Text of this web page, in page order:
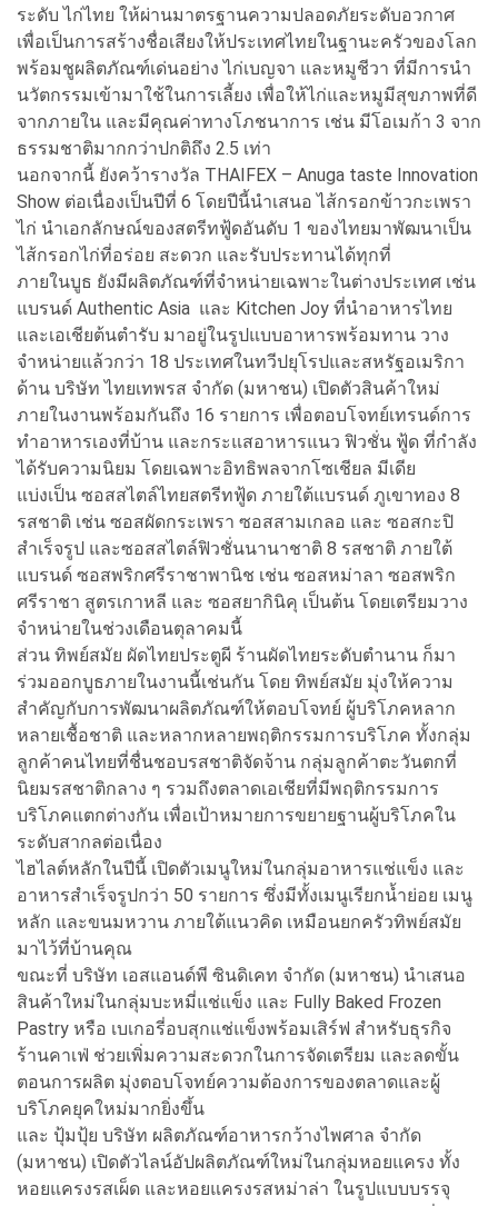
ระดับ ไก่ไทย ให้ผ่านมาตรฐานความปลอดภัยระดับอวกาศ
เพื่อเป็นการสร้างชื่อเสียงให้ประเทศไทยในฐานะครัวของโลก
พร้อมชูผลิตภัณฑ์เด่นอย่าง ไก่เบญจา และหมูชีวา ที่มีการนำ
นวัตกรรมเข้ามาใช้ในการเลี้ยง เพื่อให้ไก่และหมูมีสุขภาพที่ดี
จากภายใน และมีคุณค่าทางโภชนาการ เช่น มีโอเมก้า 3 จาก
ธรรมชาติมากกว่าปกติถึง 2.5 เท่า
นอกจากนี้ ยังคว้ารางวัล THAIFEX – Anuga taste Innovation
Show ต่อเนื่องเป็นปีที่ 6 โดยปีนี้นำเสนอ ไส้กรอกข้าวกะเพรา
ไก่ นำเอกลักษณ์ของสตรีทฟู้ดอันดับ 1 ของไทยมาพัฒนาเป็น
ไส้กรอกไก่ที่อร่อย สะดวก และรับประทานได้ทุกที่
ภายในบูธ ยังมีผลิตภัณฑ์ที่จำหน่ายเฉพาะในต่างประเทศ เช่น
แบรนด์ Authentic Asia และ Kitchen Joy ที่นำอาหารไทย
และเอเชียต้นตำรับ มาอยู่ในรูปแบบอาหารพร้อมทาน วาง
จำหน่ายแล้วกว่า 18 ประเทศในทวีปยุโรปและสหรัฐอเมริกา
ด้าน บริษัท ไทยเทพรส จำกัด (มหาชน) เปิดตัวสินค้าใหม่
ภายในงานพร้อมกันถึง 16 รายการ เพื่อตอบโจทย์เทรนด์การ
ทำอาหารเองที่บ้าน และกระแสอาหารแนว ฟิวชั่น ฟู้ด ที่กำลัง
ได้รับความนิยม โดยเฉพาะอิทธิพลจากโซเชียล มีเดีย
แบ่งเป็น ซอสสไตล์ไทยสตรีทฟู้ด ภายใต้แบรนด์ ภูเขาทอง 8
รสชาติ เช่น ซอสผัดกระเพรา ซอสสามเกลอ และ ซอสกะปิ
สำเร็จรูป และซอสสไตล์ฟิวชั่นนานาชาติ 8 รสชาติ ภายใต้
แบรนด์ ซอสพริกศรีราชาพานิช เช่น ซอสหม่าลา ซอสพริก
ศรีราชา สูตรเกาหลี และ ซอสยากินิคุ เป็นต้น โดยเตรียมวาง
จำหน่ายในช่วงเดือนตุลาคมนี้
ส่วน ทิพย์สมัย ผัดไทยประตูผี ร้านผัดไทยระดับตำนาน ก็มา
ร่วมออกบูธภายในงานนี้เช่นกัน โดย ทิพย์สมัย มุ่งให้ความ
สำคัญกับการพัฒนาผลิตภัณฑ์ให้ตอบโจทย์ ผู้บริโภคหลาก
หลายเชื้อชาติ และหลากหลายพฤติกรรมการบริโภค ทั้งกลุ่ม
ลูกค้าคนไทยที่ชื่นชอบรสชาติจัดจ้าน กลุ่มลูกค้าตะวันตกที่
นิยมรสชาติกลาง ๆ รวมถึงตลาดเอเชียที่มีพฤติกรรมการ
บริโภคแตกต่างกัน เพื่อเป้าหมายการขยายฐานผู้บริโภคใน
ระดับสากลต่อเนื่อง
ไฮไลต์หลักในปีนี้ เปิดตัวเมนูใหม่ในกลุ่มอาหารแช่แข็ง และ
อาหารสำเร็จรูปกว่า 50 รายการ ซึ่งมีทั้งเมนูเรียกน้ำย่อย เมนู
หลัก และขนมหวาน ภายใต้แนวคิด เหมือนยกครัวทิพย์สมัย
มาไว้ที่บ้านคุณ
ขณะที่ บริษัท เอสแอนด์พี ซินดิเคท จำกัด (มหาชน) นำเสนอ
สินค้าใหม่ในกลุ่มบะหมี่แช่แข็ง และ Fully Baked Frozen
Pastry หรือ เบเกอรี่อบสุกแช่แข็งพร้อมเสิร์ฟ สำหรับธุรกิจ
ร้านคาเฟ่ ช่วยเพิ่มความสะดวกในการจัดเตรียม และลดขั้น
ตอนการผลิต มุ่งตอบโจทย์ความต้องการของตลาดและผู้
บริโภคยุคใหม่มากยิ่งขึ้น
และ ปุ้มปุ้ย บริษัท ผลิตภัณฑ์อาหารกว้างไพศาล จำกัด
(มหาชน) เปิดตัวไลน์อัปผลิตภัณฑ์ใหม่ในกลุ่มหอยแครง ทั้ง
หอยแครงรสเผ็ด และหอยแครงรสหม่าล่า ในรูปแบบบรรจุ